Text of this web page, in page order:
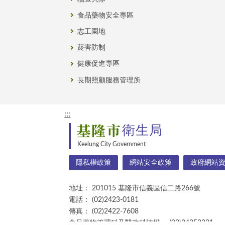
食品藥物安全專區
志工園地
菸害防制
健康促進專區
長期照顧服務管理所
:::
基隆市衛生局
Keelung City Government
隱私權政策 網站安全政策 政府網站
地址：
201015 基隆市信義區信二路266號
電話：
(02)2423-0181
傳真：
(02)2422-7608
食品藥物管理科及醫政科請撥：
(02)24252221